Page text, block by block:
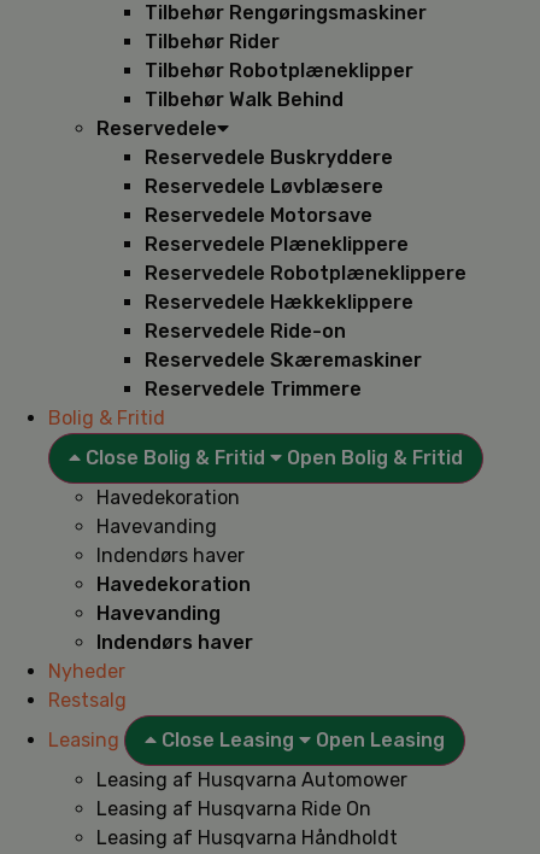
Tilbehør Rengøringsmaskiner
Tilbehør Rider
Tilbehør Robotplæneklipper
Tilbehør Walk Behind
Reservedele
Reservedele Buskryddere
Reservedele Løvblæsere
Reservedele Motorsave
Reservedele Plæneklippere
Reservedele Robotplæneklippere
Reservedele Hækkeklippere
Reservedele Ride-on
Reservedele Skæremaskiner
Reservedele Trimmere
Bolig & Fritid
Close Bolig & Fritid
Open Bolig & Fritid
Havedekoration
Havevanding
Indendørs haver
Havedekoration
Havevanding
Indendørs haver
Nyheder
Restsalg
Leasing
Close Leasing
Open Leasing
Leasing af Husqvarna Automower
Leasing af Husqvarna Ride On
Leasing af Husqvarna Håndholdt